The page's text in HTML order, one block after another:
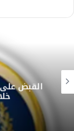
القبض على